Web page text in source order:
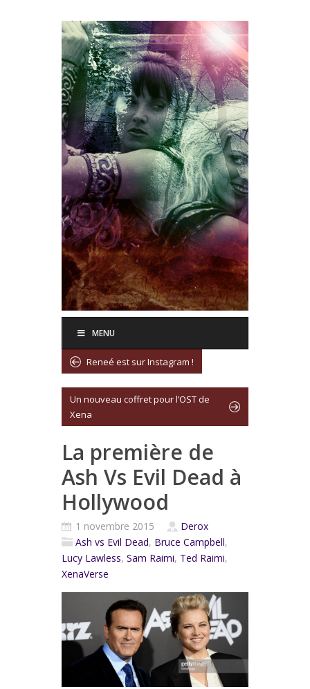
MENU
Reneé est sur Instagram !
Un nouveau coffret pour l’OST de
Xena
La première de
Ash Vs Evil Dead à
Hollywood
1 novembre 2015
Derox
Ash vs Evil Dead, Bruce Campbell,
Lucy Lawless, Sam Raimi, Ted Raimi,
XenaVerse